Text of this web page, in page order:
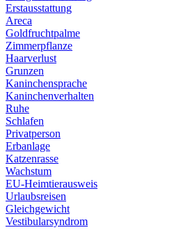
Erstausstattung
Areca
Goldfruchtpalme
Zimmerpflanze
Haarverlust
Grunzen
Kaninchensprache
Kaninchenverhalten
Ruhe
Schlafen
Privatperson
Erbanlage
Katzenrasse
Wachstum
EU-Heimtierausweis
Urlaubsreisen
Gleichgewicht
Vestibularsyndrom